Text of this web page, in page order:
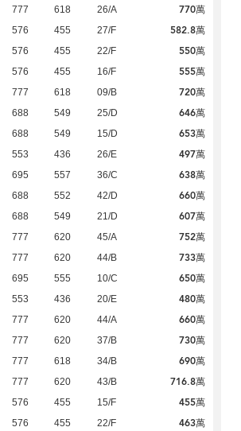
777 618 26/A 770萬
576 455 27/F 582.8萬
576 455 22/F 550萬
576 455 16/F 555萬
777 618 09/B 720萬
688 549 25/D 646萬
688 549 15/D 653萬
553 436 26/E 497萬
695 557 36/C 638萬
688 552 42/D 660萬
688 549 21/D 607萬
777 620 45/A 752萬
777 620 44/B 733萬
695 555 10/C 650萬
553 436 20/E 480萬
777 620 44/A 660萬
777 620 37/B 730萬
777 618 34/B 690萬
777 620 43/B 716.8萬
576 455 15/F 455萬
576 455 22/F 463萬